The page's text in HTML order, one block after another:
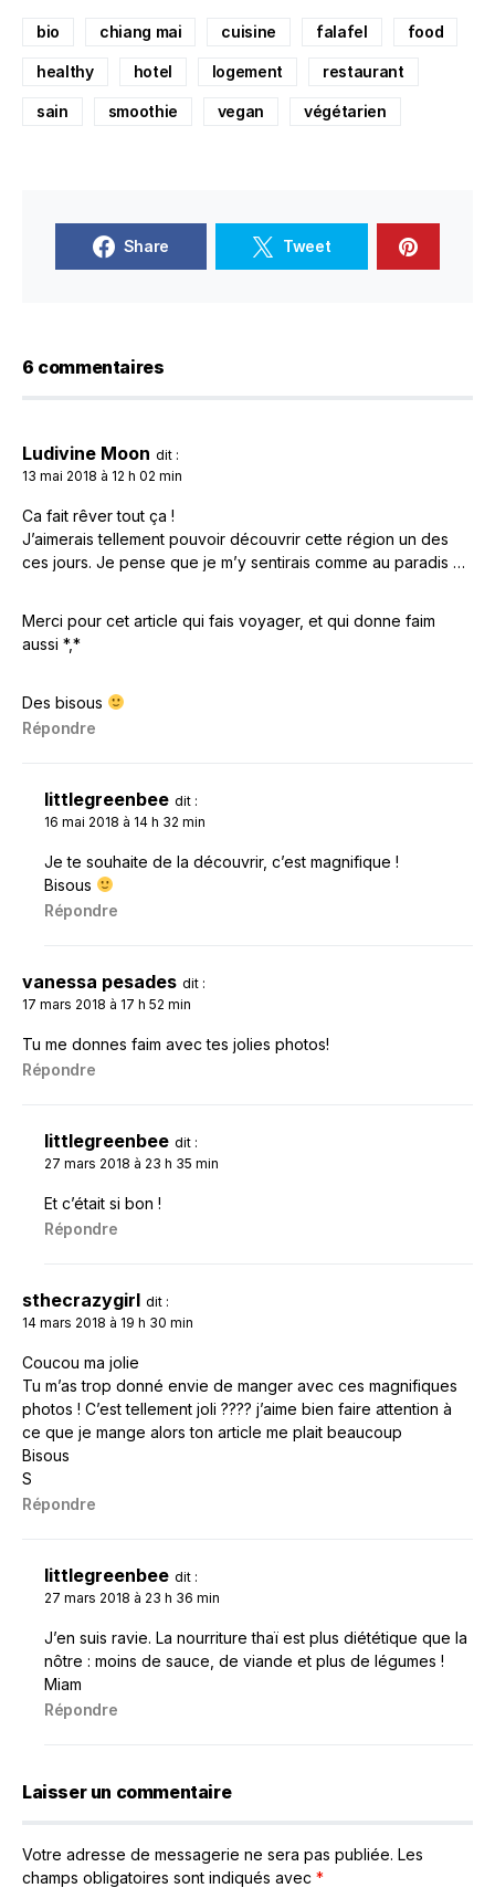
bio chiang mai cuisine falafel food
healthy hotel logement restaurant
sain smoothie vegan végétarien
Share Tweet
6 commentaires
Ludivine Moon dit :
13 mai 2018 à 12 h 02 min
Ca fait rêver tout ça !
J’aimerais tellement pouvoir découvrir cette région un des
ces jours. Je pense que je m’y sentirais comme au paradis …
Merci pour cet article qui fais voyager, et qui donne faim
aussi *,*
Des bisous
Répondre
littlegreenbee dit :
16 mai 2018 à 14 h 32 min
Je te souhaite de la découvrir, c’est magnifique !
Bisous
Répondre
vanessa pesades dit :
17 mars 2018 à 17 h 52 min
Tu me donnes faim avec tes jolies photos!
Répondre
littlegreenbee dit :
27 mars 2018 à 23 h 35 min
Et c’était si bon !
Répondre
sthecrazygirl dit :
14 mars 2018 à 19 h 30 min
Coucou ma jolie
Tu m’as trop donné envie de manger avec ces magnifiques
photos ! C’est tellement joli ???? j’aime bien faire attention à
ce que je mange alors ton article me plait beaucoup
Bisous
S
Répondre
littlegreenbee dit :
27 mars 2018 à 23 h 36 min
J’en suis ravie. La nourriture thaï est plus diététique que la
nôtre : moins de sauce, de viande et plus de légumes !
Miam
Répondre
Laisser un commentaire
Votre adresse de messagerie ne sera pas publiée. Les
champs obligatoires sont indiqués avec *